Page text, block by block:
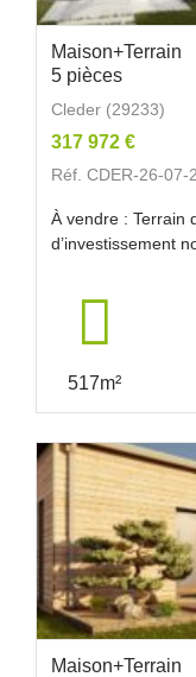
Maison+Terrain
5 pièces
Cleder (29233)
317 972 €
Réf. CDER-26-07-
À vendre : Terrain
d’investissement
517m²
Maison+Terrain